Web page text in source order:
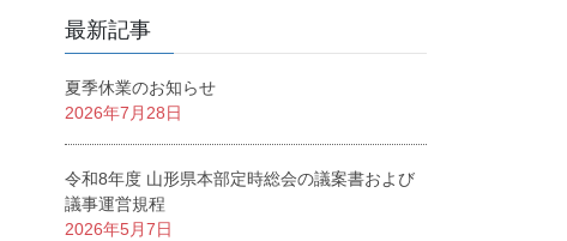
最新記事
夏季休業のお知らせ
2026年7月28日
令和8年度 山形県本部定時総会の議案書および
議事運営規程
2026年5月7日